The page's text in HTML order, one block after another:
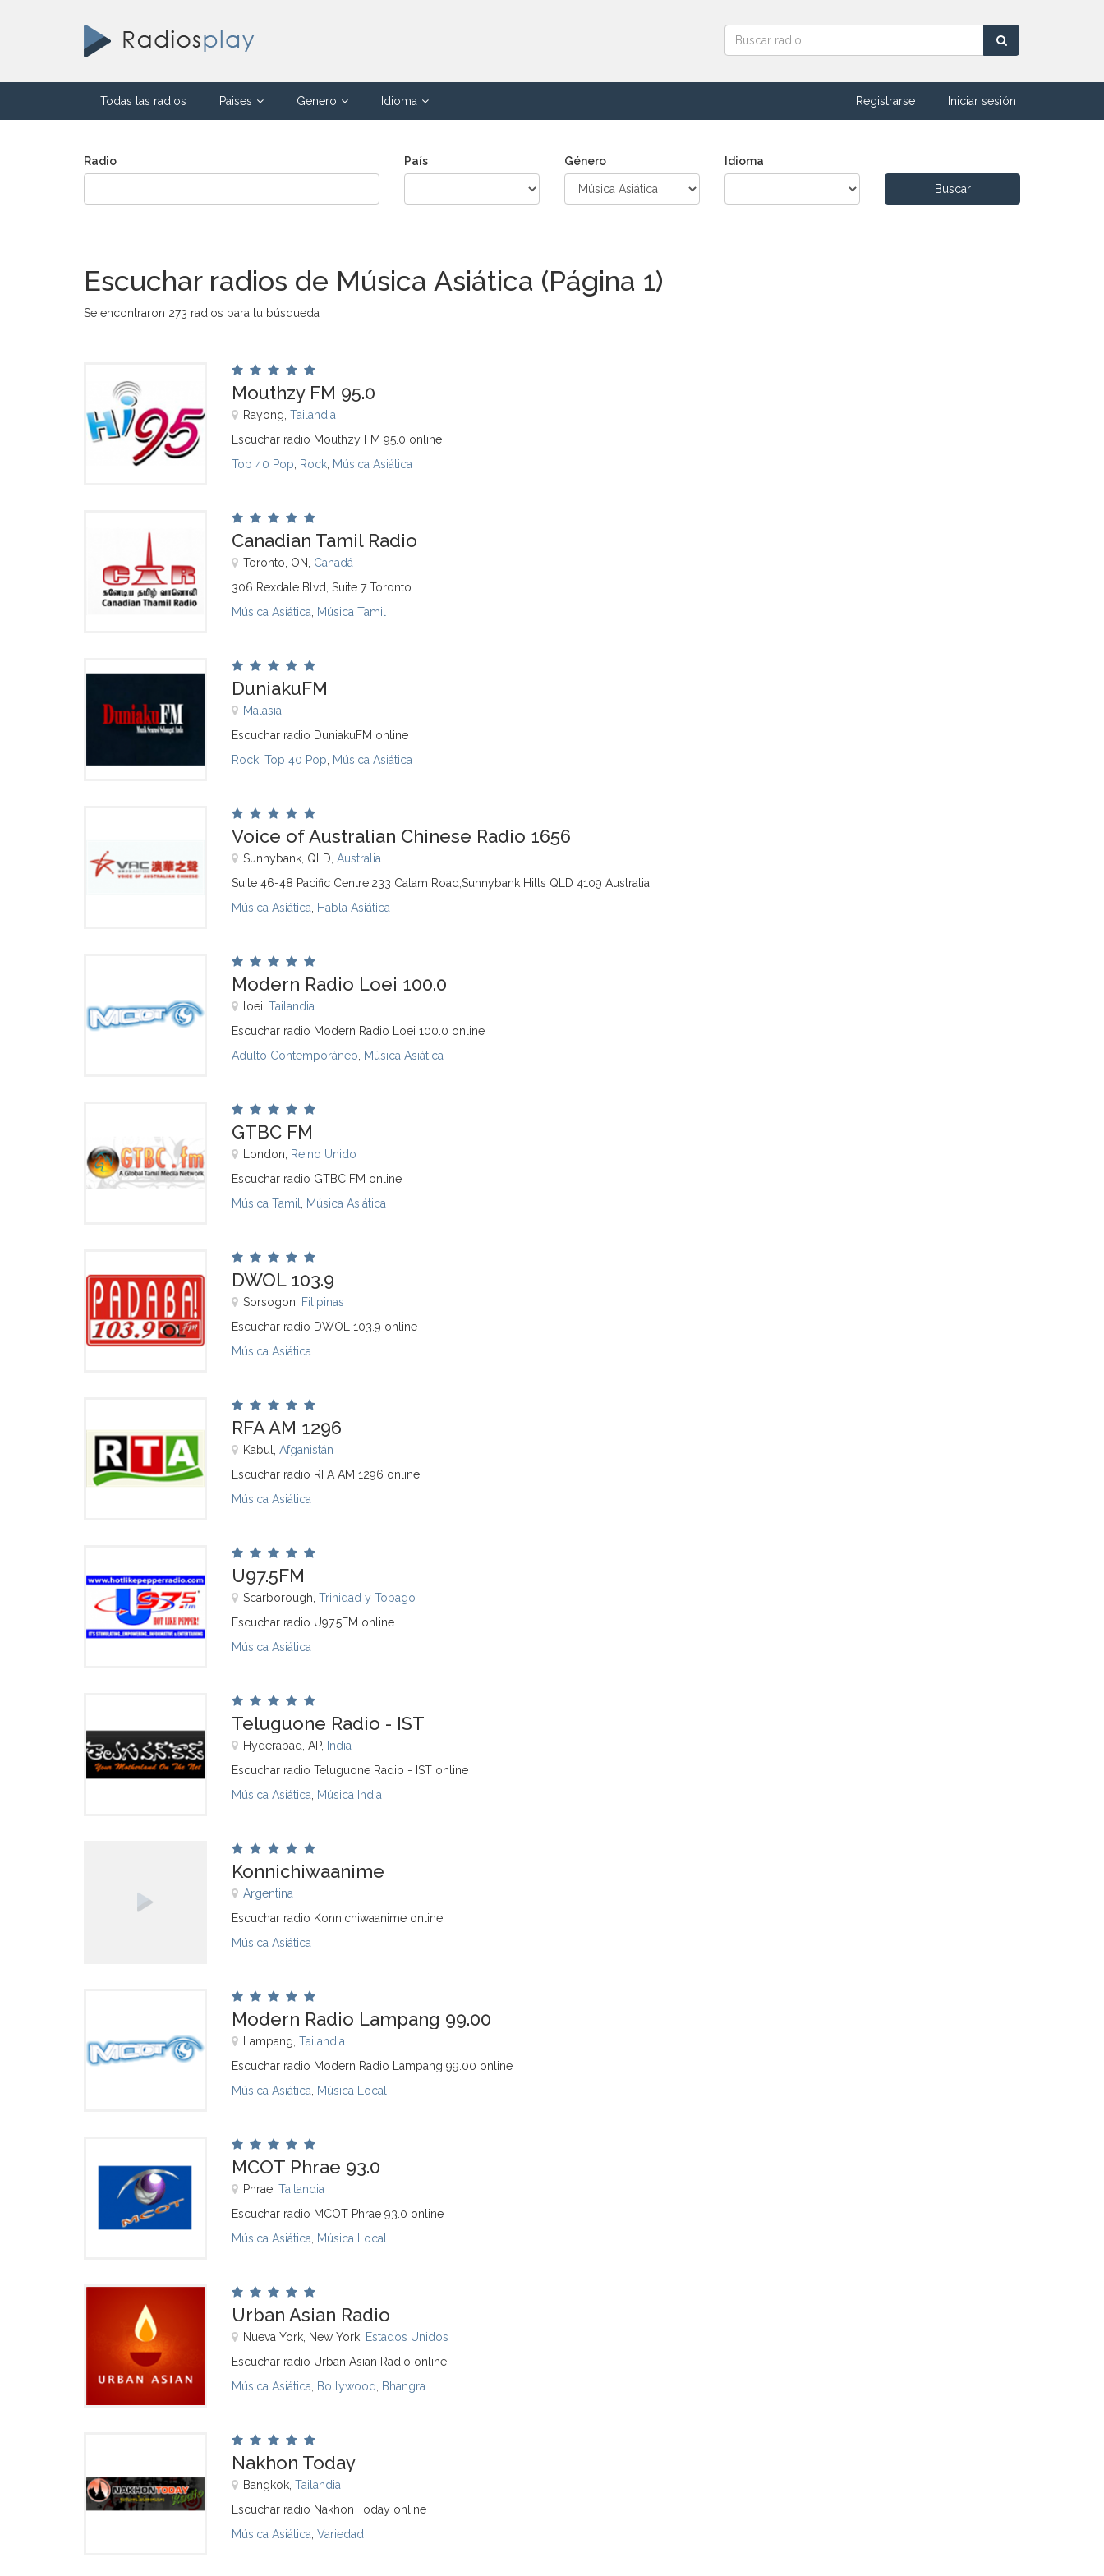
Todas las radios Paises Genero Idioma Registrarse Iniciar sesión
Radio País Género Idioma
Buscar
Escuchar radios de Música Asiática (Página 1)
Se encontraron 273 radios para tu búsqueda
Mouthzy FM 95.0
Rayong, Tailandia
Escuchar radio Mouthzy FM 95.0 online
Top 40 Pop
Rock Música Asiática
Canadian Tamil Radio
Toronto, ON, Canadá
306 Rexdale Blvd, Suite 7 Toronto
Música Asiática
Música Tamil
DuniakuFM
Malasia
Escuchar radio DuniakuFM online
Rock Top 40 Pop Música Asiática
Voice of Australian Chinese Radio 1656
Sunnybank, QLD, Australia
Suite 46-48 Pacific Centre,233 Calam Road,Sunnybank Hills QLD 4109 Australia
Música Asiática
Habla Asiática
Modern Radio Loei 100.0
loei, Tailandia
Escuchar radio Modern Radio Loei 100.0 online
Adulto Contemporáneo
Música Asiática
GTBC FM
London,
Reino Unido
Escuchar radio GTBC FM online
Música Tamil
Música Asiática
DWOL 103.9
Sorsogon,
Filipinas
Escuchar radio DWOL 103.9 online
Música Asiática
RFA AM 1296
Kabul, Afganistán
Escuchar radio RFA AM 1296 online
Música Asiática
U97.5FM
Scarborough, Trinidad y Tobago
Escuchar radio U97.5FM online
Música Asiática
Teluguone Radio - IST
Hyderabad, AP,
India
Escuchar radio Teluguone Radio - IST online
Música Asiática
Música India
Konnichiwaanime
Argentina
Escuchar radio Konnichiwaanime online
Música Asiática
Modern Radio Lampang 99.00
Lampang, Tailandia
Escuchar radio Modern Radio Lampang 99.00 online
Música Asiática
Música Local
MCOT Phrae 93.0
Phrae, Tailandia
Escuchar radio MCOT Phrae 93.0 online
Música Asiática
Música Local
Urban Asian Radio
Nueva York, New York, Estados Unidos
Escuchar radio Urban Asian Radio online
Música Asiática
Bollywood Bhangra
Nakhon Today
Bangkok, Tailandia
Escuchar radio Nakhon Today online
Música Asiática Variedad